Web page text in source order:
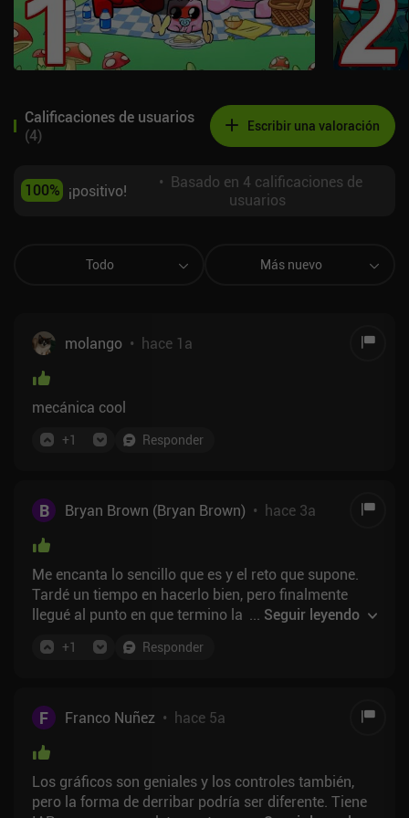
Calificaciones de usuarios
(4) Escribir una valoración
100% ¡positivo! • Basado en 4 calificaciones de
usuarios
Todo Más nuevo
molango • hace 1a
mecánica cool
+1 Responder
B Bryan Brown (Bryan Brown) • hace 3a
Me encanta lo sencillo que es y el reto que supone.
Tardé un tiempo en hacerlo bien, pero finalmente
llegué al punto en que termino la mayoría de mis
... Seguir leyendo
+1 Responder
F Franco Nuñez • hace 5a
Los gráficos son geniales y los controles también,
pero la forma de derribar podría ser diferente. Tiene